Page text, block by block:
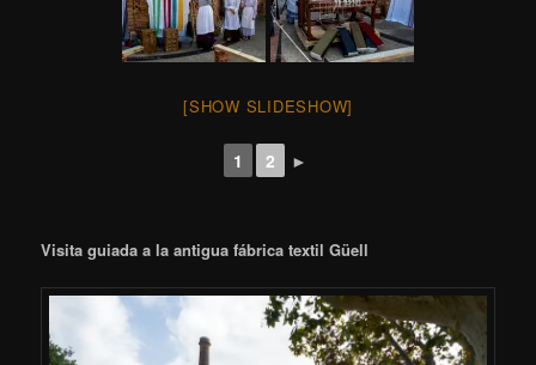
[SHOW SLIDESHOW]
1 2 ►
Visita guiada a la antigua fábrica textil Güell